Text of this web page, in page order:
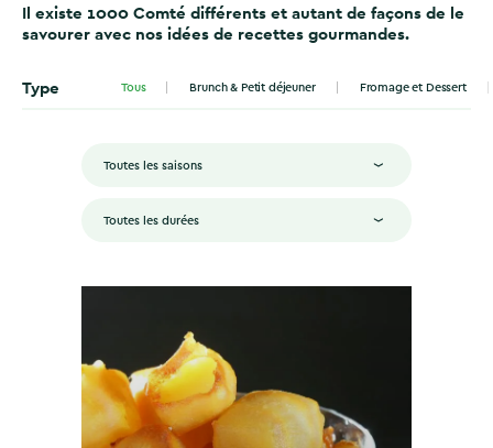
Il existe 1000 Comté différents et autant de façons de le
savourer avec nos idées de recettes gourmandes.
Type Tous Brunch & Petit déjeuner Fromage et Dessert
Toutes les saisons
Toutes les durées